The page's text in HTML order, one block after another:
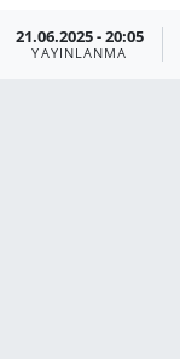
21.06.2025 - 20:05
YAYINLANMA
Manisa